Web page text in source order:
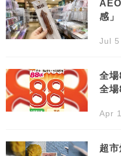
感
Jul 5
全
全場
Apr
超